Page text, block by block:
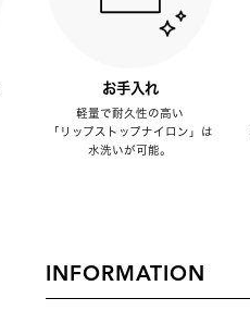
お手入れ
軽量で耐久性の高い
「リップストップナイロン」は
水洗いが可能。
INFORMATION